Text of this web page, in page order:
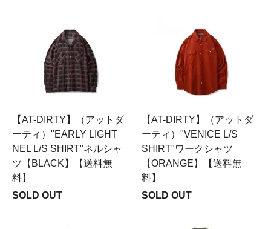
【AT-DIRTY】（アットダ
ーティ）"EARLY LIGHT
NEL L/S SHIRT"ネルシャ
ツ【BLACK】【送料無
料】
SOLD OUT
【AT-DIRTY】（アットダ
ーティ）"VENICE L/S
SHIRT"ワークシャツ
【ORANGE】【送料無
料】
SOLD OUT